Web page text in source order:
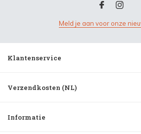
Meld je aan voor onze
Klantenservice
Verzendkosten (NL)
Informatie